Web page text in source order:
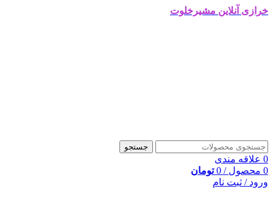
خرازی آنلاین مشیرخلوت
جستجو
0 علاقه مندی
0 محصول /
0 تومان
ورود / ثبت نام